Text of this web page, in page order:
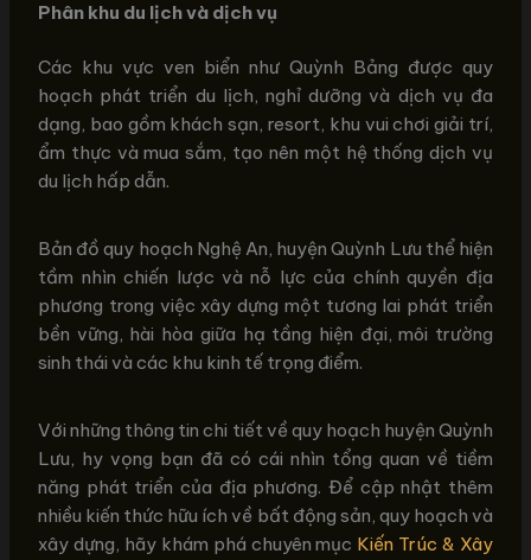
Phân khu du lịch và dịch vụ
Các khu vực ven biển như Quỳnh Bảng được quy
hoạch phát triển du lịch, nghỉ dưỡng và dịch vụ đa
dạng, bao gồm khách sạn, resort, khu vui chơi giải trí,
ẩm thực và mua sắm, tạo nên một hệ thống dịch vụ
du lịch hấp dẫn.
Bản đồ quy hoạch Nghệ An, huyện Quỳnh Lưu thể hiện
tầm nhìn chiến lược và nỗ lực của chính quyền địa
phương trong việc xây dựng một tương lai phát triển
bền vững, hài hòa giữa hạ tầng hiện đại, môi trường
sinh thái và các khu kinh tế trọng điểm.
Với những thông tin chi tiết về quy hoạch huyện Quỳnh
Lưu, hy vọng bạn đã có cái nhìn tổng quan về tiềm
năng phát triển của địa phương. Để cập nhật thêm
nhiều kiến thức hữu ích về bất động sản, quy hoạch và
xây dựng, hãy khám phá chuyên mục Kiến Trúc & Xây